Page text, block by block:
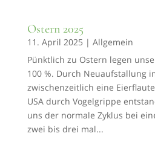
Ostern 2025
11. April 2025 | Allgemein
Pünktlich zu Ostern legen
100 %. Durch Neuaufstallung
zwischenzeitlich eine
USA durch Vogelgrippe
uns der normale Zyklus bei
zwei bis drei mal...